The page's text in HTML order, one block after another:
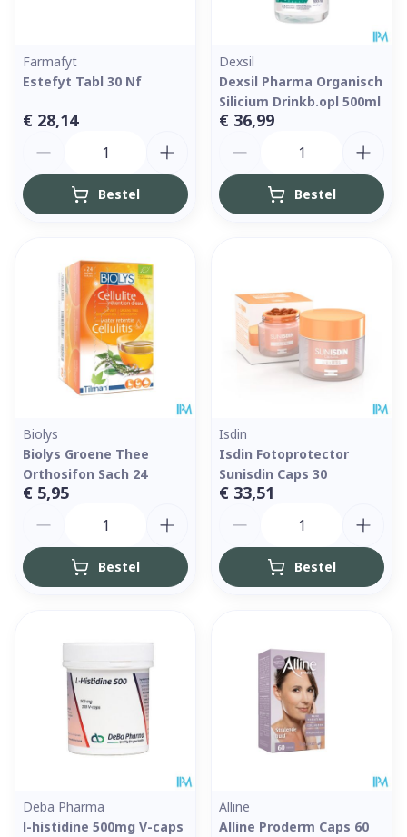
Farmafyt
Estefyt Tabl 30 Nf
€ 28,14
Bestel
Dexsil
Dexsil Pharma Organisch
Silicium Drinkb.opl 500ml
€ 36,99
Bestel
Biolys
Biolys Groene Thee
Orthosifon Sach 24
€ 5,95
Bestel
Isdin
Isdin Fotoprotector
Sunisdin Caps 30
€ 33,51
Bestel
Deba Pharma
l-histidine 500mg V-caps
Alline
Alline Proderm Caps 60